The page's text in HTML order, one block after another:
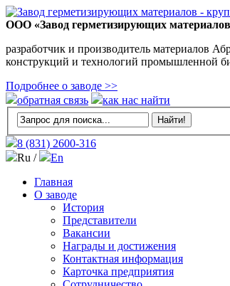
ООО «Завод герметизирующих
разработчик и производитель материалов
конструкций и технологий промышленной
Подробнее о заводе >>
обратная связь
как нас найти
8 (831) 2600-316
Ru /
En
Главная
О заводе
История
Представители
Вакансии
Награды и достижения
Контактная информация
Карточка предприятия